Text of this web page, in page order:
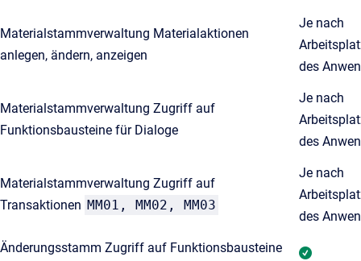
Materialstammverwaltung Materialaktionen
anlegen, ändern, anzeigen
Je nach
des
Materialstammverwaltung Zugriff auf
Funktionsbausteine für Dialoge
Je nach
des
Materialstammverwaltung Zugriff auf
Transaktionen MM01, MM02, MM03
Je nach
des
Änderungsstamm Zugriff auf Funktionsbausteine